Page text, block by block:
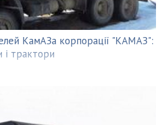
КамАЗа корпорації "КАМАЗ":
і трактори